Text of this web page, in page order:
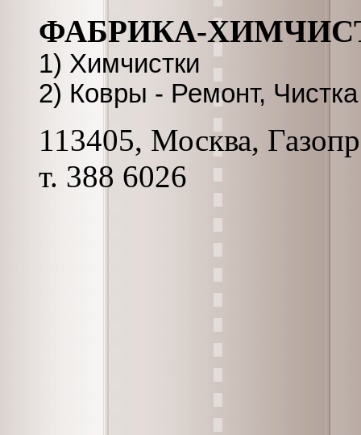
ФАБРИКА-
1) Химчистки
2) Ковры - Ремонт, Чистка
113405, Москва,
т. 388 6026